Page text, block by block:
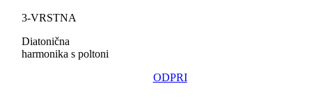
3-VRSTNA
Diatonična
harmonika s poltoni
ODPRI